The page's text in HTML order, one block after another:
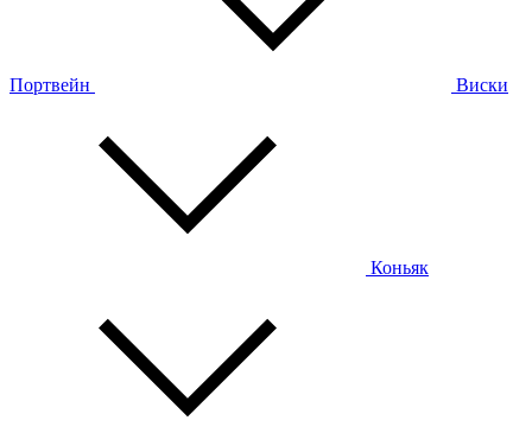
Портвейн Виски
Коньяк